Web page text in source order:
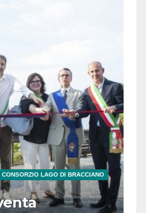
CONSORZIO LAGO DI BRACCIANO